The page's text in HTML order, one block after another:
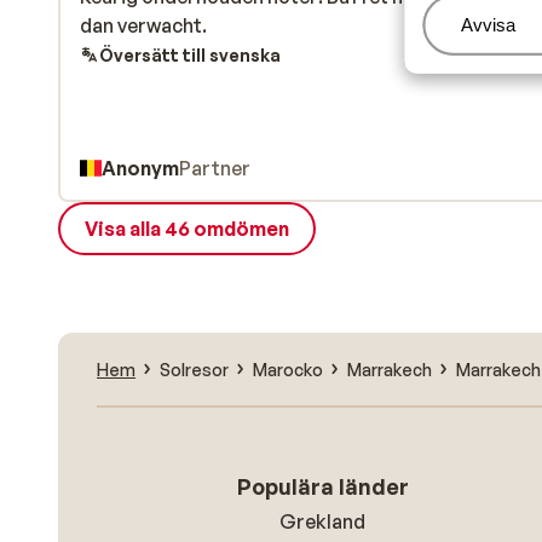
Hantera
Avvisa
dan verwacht.
dan verwacht.
Översätt till svenska
AnonymPartner
Visa alla 46 omdömen
Hem Solresor Marocko Marrakech Marrakech
Populära länder
Grekland